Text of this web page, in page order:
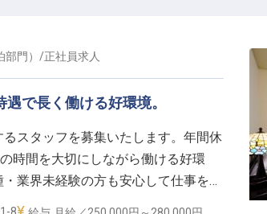
門） /正社員求人
で長く働ける好環境。
スタッフを募集いたします。年間休
時間を大切にしながら働ける好環
業界未経験の方も安心して仕事をス
給、年2回の賞与ありと充実の待